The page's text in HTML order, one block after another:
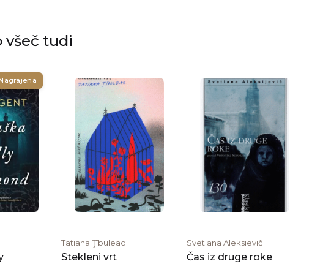
všeč tudi
Tatiana Ţîbuleac
Stekleni vrt
Svetlana Aleksievič
Čas iz druge roke